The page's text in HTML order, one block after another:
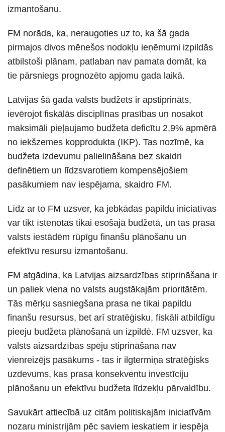
izmantošanu.
FM norāda, ka, neraugoties uz to, ka šā gada
pirmajos divos mēnešos nodokļu ieņēmumi izpildās
atbilstoši plānam, patlaban nav pamata domāt, ka
tie pārsniegs prognozēto apjomu gada laikā.
Latvijas šā gada valsts budžets ir apstiprināts,
ievērojot fiskālās disciplīnas prasības un nosakot
maksimāli pieļaujamo budžeta deficītu 2,9% apmērā
no iekšzemes kopprodukta (IKP). Tas nozīmē, ka
budžeta izdevumu palielināšana bez skaidri
definētiem un līdzsvarotiem kompensējošiem
pasākumiem nav iespējama, skaidro FM.
Līdz ar to FM uzsver, ka jebkādas papildu iniciatīvas
var tikt īstenotas tikai esošajā budžetā, un tas prasa
valsts iestādēm rūpīgu finanšu plānošanu un
efektīvu resursu izmantošanu.
FM atgādina, ka Latvijas aizsardzības stiprināšana ir
un paliek viena no valsts augstākajām prioritātēm.
Tās mērķu sasniegšana prasa ne tikai papildu
finanšu resursus, bet arī stratēģisku, fiskāli atbildīgu
pieeju budžeta plānošanā un izpildē. FM uzsver, ka
valsts aizsardzības spēju stiprināšana nav
vienreizējs pasākums - tas ir ilgtermiņa stratēģisks
uzdevums, kas prasa konsekventu investīciju
plānošanu un efektīvu budžeta līdzekļu pārvaldību.
Savukārt attiecībā uz citām politiskajām iniciatīvām
nozaru ministrijām pēc saviem ieskatiem ir iespēja